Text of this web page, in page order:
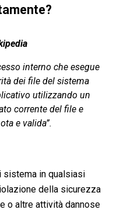
interno che esegue
deifile del sistema
utilizzando un
corrente del file e
e valida”.
in qualsiasi
della sicurezza
o altre attività dannose